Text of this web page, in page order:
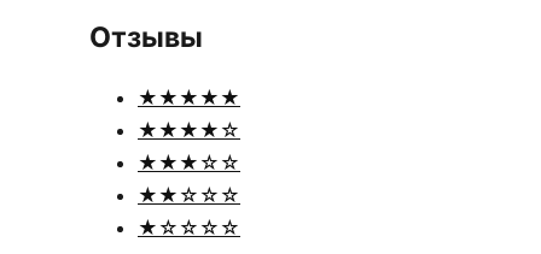
Отзывы
★★★★★
★★★★☆
★★★☆☆
★★☆☆☆
★☆☆☆☆